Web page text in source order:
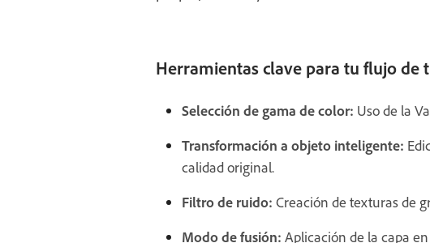
Herramientas clave para tu flujo de
Selección de gama de color: Uso de la
Transformación a objeto inteligente:
calidad original.
Filtro de ruido: Creación de texturas de
Modo de fusión: Aplicación de la capa